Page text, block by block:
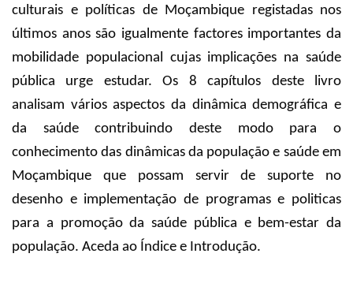
culturais e políticas de Moçambique registadas nos
últimos anos são igualmente factores importantes da
mobilidade populacional cujas implicações na saúde
pública urge estudar. Os 8 capítulos deste livro
analisam vários aspectos da dinâmica demográfica e
da saúde contribuindo deste modo para o
conhecimento das dinâmicas da população e saúde em
Moçambique que possam servir de suporte no
desenho e implementação de programas e politicas
para a promoção da saúde pública e bem-estar da
população. Aceda ao Índice e Introdução.